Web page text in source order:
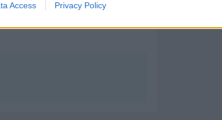
Access Privacy Policy